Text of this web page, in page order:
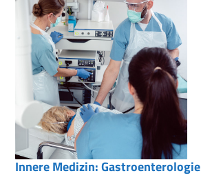
Innere Medizin: Gastroenterologie